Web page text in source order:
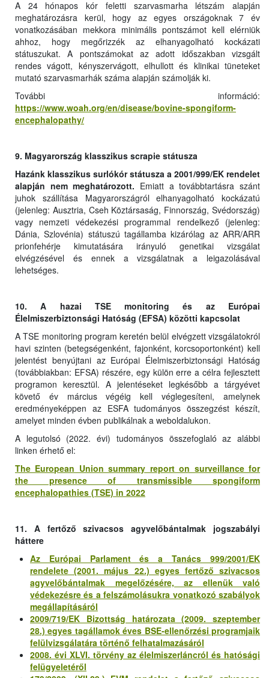
A 24 hónapos kór feletti szarvasmarha létszám alapján
meghatározásra kerül, hogy az egyes országoknak 7 év
vonatkozásában mekkora minimális pontszámot kell elérniük
ahhoz, hogy megőrizzék az elhanyagolható kockázati
státuszukat. A pontszámokat az adott időszakban vizsgált
rendes vágott, kényszervágott, elhullott és klinikai tüneteket
mutató szarvasmarhák száma alapján számolják ki.
További információ:
https://www.woah.org/en/disease/bovine-spongiform-
encephalopathy/
9. Magyarország klasszikus scrapie státusza
Hazánk klasszikus surlókór státusza a 2001/999/EK rendelet
alapján nem meghatározott. Emiatt a továbbtartásra szánt
juhok szállítása Magyarországról elhanyagolható kockázatú
(jelenleg: Ausztria, Cseh Köztársaság, Finnország, Svédország)
vagy nemzeti védekezési programmal rendelkező (jelenleg:
Dánia, Szlovénia) státuszú tagállamba kizárólag az ARR/ARR
prionfehérje kimutatására irányuló genetikai vizsgálat
elvégzésével és ennek a vizsgálatnak a leigazolásával
lehetséges.
10. A hazai TSE monitoring és az Európai
Élelmiszerbiztonsági Hatóság (EFSA) közötti kapcsolat
A TSE monitoring program keretén belül elvégzett vizsgálatokról
havi szinten (betegségenként, fajonként, korcsoportonként) kell
jelentést benyújtani az Európai Élelmiszerbiztonsági Hatóság
(továbbiakban: EFSA) részére, egy külön erre a célra fejlesztett
programon keresztül. A jelentéseket legkésőbb a tárgyévet
követő év március végéig kell véglegesíteni, amelynek
eredményeképpen az ESFA tudományos összegzést készít,
amelyet minden évben publikálnak a weboldalukon.
A legutolsó (2022. évi) tudományos összefoglaló az alábbi
linken érhető el:
The European Union summary report on surveillance for
the presence of transmissible spongiform
encephalopathies (TSE) in 2022
11. A fertőző szivacsos agyvelőbántalmak jogszabályi
háttere
Az Európai Parlament és a Tanács 999/2001/EK
rendelete (2001. május 22.) egyes fertőző szivacsos
agyvelőbántalmak megelőzésére, az ellenük való
védekezésre és a felszámolásukra vonatkozó szabályok
megállapításáról
2009/719/EK Bizottság határozata (2009. szeptember
28.) egyes tagállamok éves BSE-ellenőrzési programjaik
felülvizsgálatára történő felhatalmazásáról
2008. évi XLVI. törvény az élelmiszerláncról és hatósági
felügyeletéről